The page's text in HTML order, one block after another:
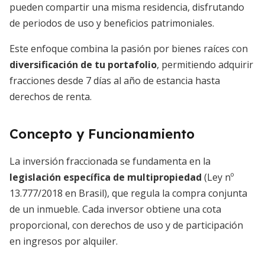
pueden compartir una misma residencia, disfrutando
de periodos de uso y beneficios patrimoniales.
Este enfoque combina la pasión por bienes raíces con
diversificación de tu portafolio, permitiendo adquirir
fracciones desde 7 días al año de estancia hasta
derechos de renta.
Concepto y Funcionamiento
La inversión fraccionada se fundamenta en la
legislación específica de multipropiedad (Ley nº
13.777/2018 en Brasil), que regula la compra conjunta
de un inmueble. Cada inversor obtiene una cota
proporcional, con derechos de uso y de participación
en ingresos por alquiler.